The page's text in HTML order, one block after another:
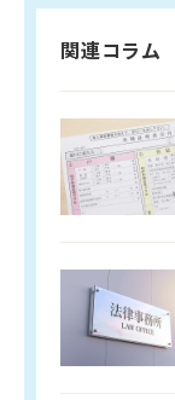
関連コラム